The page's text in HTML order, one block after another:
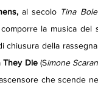
al secolo Tina
la musica
chiusura della
They Die (Simone
che scende